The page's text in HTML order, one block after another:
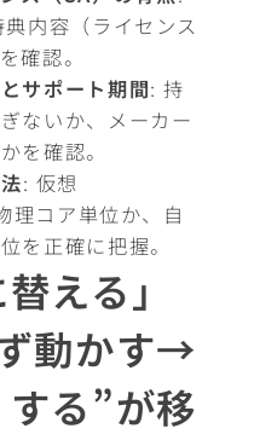
内容（ライセンス
確認。
サポート期間: 持
ないか、メーカー
を確認。
: 仮想
理コア単位か、自
を正確に把握。
える」
動かす→
る”が移